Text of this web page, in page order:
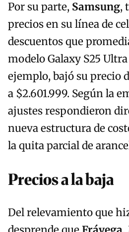
Por su parte, Samsung,
precios en su línea de
descuentos que
modelo Galaxy S25
ejemplo, bajó su precio
a $2.601.999. Según la
ajustes respondieron
nueva estructura de
la quita parcial de
Precios a la baja
Del relevamiento que